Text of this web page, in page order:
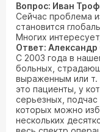
Вопрос: Иван
Сейчас проблема
становится
Многих
Ответ:
С 2003 года в
больных,
выраженным или
это пациенты, у
серьезных,
которых можно
нескольких